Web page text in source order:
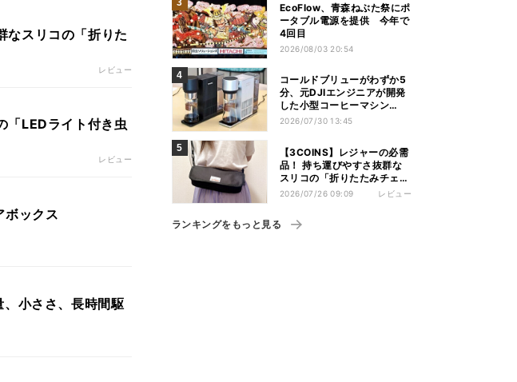
なスリコの「折りた
レビュー
「LEDライト付き虫
レビュー
ックス
小ささ、長時間駆
EcoFlow、青森ねぶた祭にポ
ータブル電源を提供 今年で
4回目
2026/08/03 20:54
コールドブリューがわずか5
分、元DJIエンジニアが開発
した小型コーヒーマシン
「Brezi」
2026/07/30 13:45
【3COINS】レジャーの必需
品！ 持ち運びやすさ抜群な
スリコの「折りたたみチェ
ア」を使ってみた
2026/07/26 09:09 レビュー
ランキングをもっと見る